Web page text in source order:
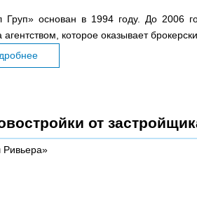
Груп» основан в 1994 году. До 2006
агентством, которое оказывает
от